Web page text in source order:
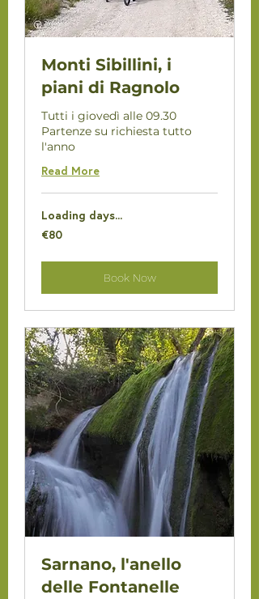
Monti Sibillini, i
piani di Ragnolo
Tutti i giovedì alle 09.30
Partenze su richiesta tutto
l'anno
Read More
Loading days...
80
euros
€80
Book Now
Sarnano, l'anello
delle Fontanelle